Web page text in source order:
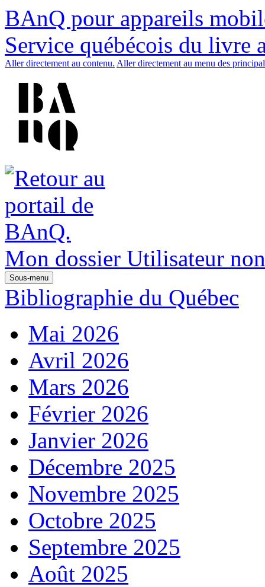
BAnQ pour appareils
Service québécois du livre
Aller directement au contenu. Aller directement au menu des
Mon dossier Utilisateur
Sous-menu
Bibliographie du Québec
Mai 2026
Avril 2026
Mars 2026
Février 2026
Janvier 2026
Décembre 2025
Novembre 2025
Octobre 2025
Septembre 2025
Août 2025